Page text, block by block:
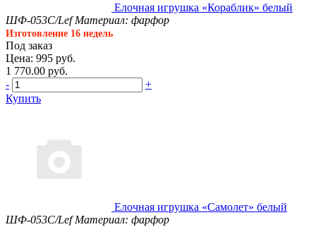
Елочная игрушка «Кораблик» белый
ШФ-053С/Lef Материал: фарфор
Изготовление 16 недель
Под заказ
Цена: 995 руб.
1 770.00 руб.
-
+
Купить
Елочная игрушка «Самолет» белый
ШФ-053С/Lef Материал: фарфор